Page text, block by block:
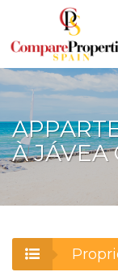
À JÁVEA